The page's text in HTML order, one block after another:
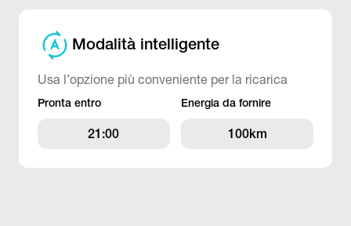
Modalità intelligente
Usa l’opzione più conveniente per la ricarica
Pronta entro Energia da fornire
21:00 100km